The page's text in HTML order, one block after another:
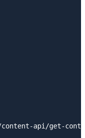
api/get-